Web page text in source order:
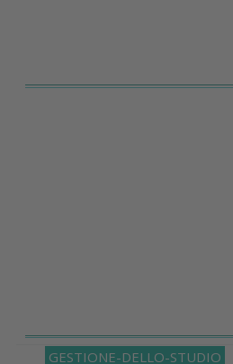
GESTIONE-DELLO-STUDIO